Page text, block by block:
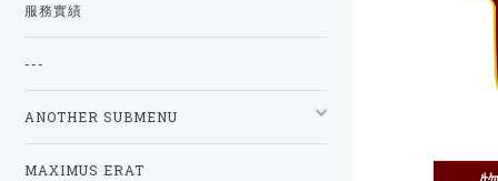
服務實績
---
ANOTHER SUBMENU
MAXIMUS ERAT